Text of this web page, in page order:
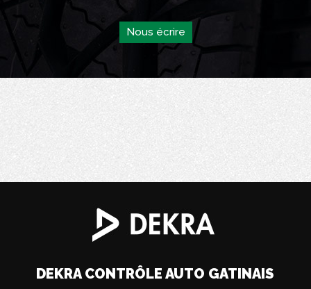
Nous écrire
DEKRA CONTRÔLE AUTO GATINAIS